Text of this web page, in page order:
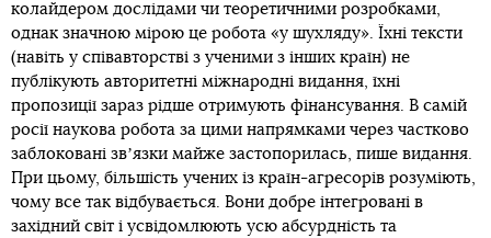
колайдером дослідами чи теоретичними розробками,
однак значною мірою це робота «у шухляду». Їхні тексти
(навіть у співавторстві з ученими з інших країн) не
публікують авторитетні міжнародні видання, їхні
пропозиції зараз рідше отримують фінансування. В самій
росії наукова робота за цими напрямками через частково
заблоковані звʼязки майже застопорилась, пише видання.
При цьому, більшість учених із країн-агресорів розуміють,
чому все так відбувається. Вони добре інтегровані в
західний світ і усвідомлюють усю абсурдність та